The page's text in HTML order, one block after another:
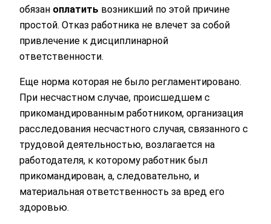
обязан оплатить возникший по этой причине
простой. Отказ работника не влечет за собой
привлечение к дисциплинарной
ответственности.
Еще норма которая не было регламентировано.
При несчастном случае, происшедшем с
прикомандированным работником, организация
расследования несчастного случая, связанного с
трудовой деятельностью, возлагается на
работодателя, к которому работник был
прикомандирован, а, следовательно, и
материальная ответственность за вред его
здоровью.